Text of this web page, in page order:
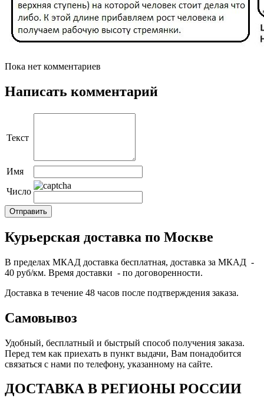
Пока нет комментариев
Написать комментарий
Текст
Имя
Число
Курьерская доставка по Москве
В пределах МКАД доставка бесплатная, доставка за МКАД -
40 руб/км. Время доставки - по договоренности.
Доставка в течение 48 часов после подтверждения заказа.
Самовывоз
Удобный, бесплатный и быстрый способ получения заказа.
Перед тем как приехать в пункт выдачи, Вам понадобится
связаться с нами по телефону, указанному на сайте.
ДОСТАВКА В РЕГИОНЫ РОССИИ